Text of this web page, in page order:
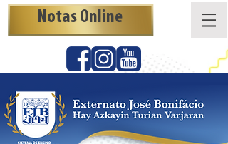
Notas Online